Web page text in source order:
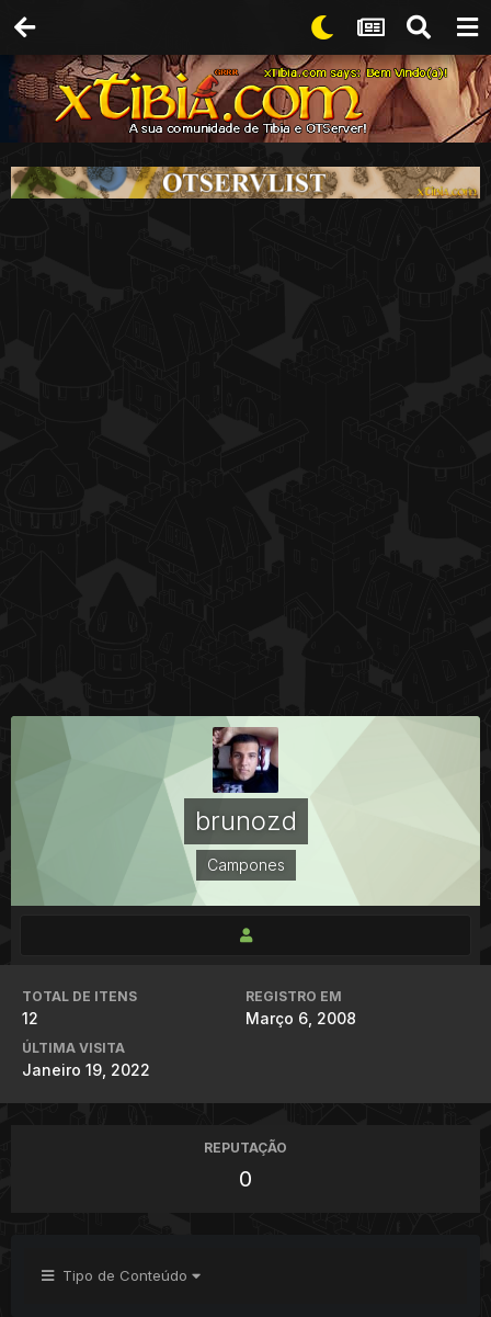
brunozd
Campones
TOTAL DE ITENS
12
REGISTRO EM
Março 6, 2008
ÚLTIMA VISITA
Janeiro 19, 2022
REPUTAÇÃO
0
Tipo de Conteúdo